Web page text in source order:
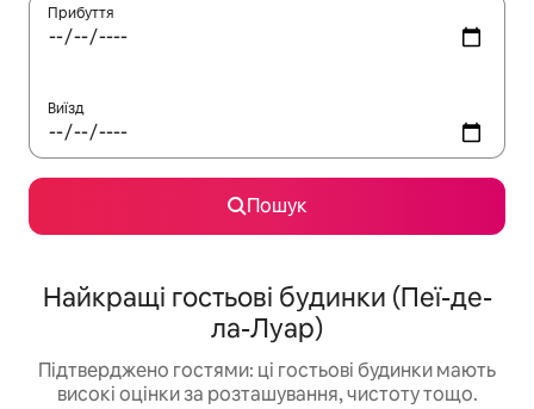
Прибуття
Виїзд
Пошук
Найкращі гостьові будинки (Пеї-де-
ла-Луар)
Підтверджено гостями: ці гостьові будинки мають
високі оцінки за розташування, чистоту тощо.